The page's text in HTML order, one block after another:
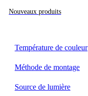
Nouveaux produits
Température de couleur
Méthode de montage
Source de lumière